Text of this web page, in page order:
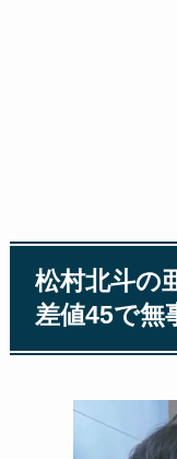
松村北斗の
差値45で無